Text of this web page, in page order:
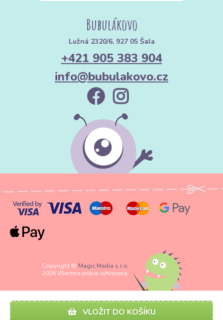
VLOŽIT DO KOŠÍKU
Bubulákovo
Lužná 2320/6, 927 05 Šala
+421 905 383 904
info@bubulakovo.cz
Copyright © Magic Media s.r.o.
2026 Všechna práva vyhrazena